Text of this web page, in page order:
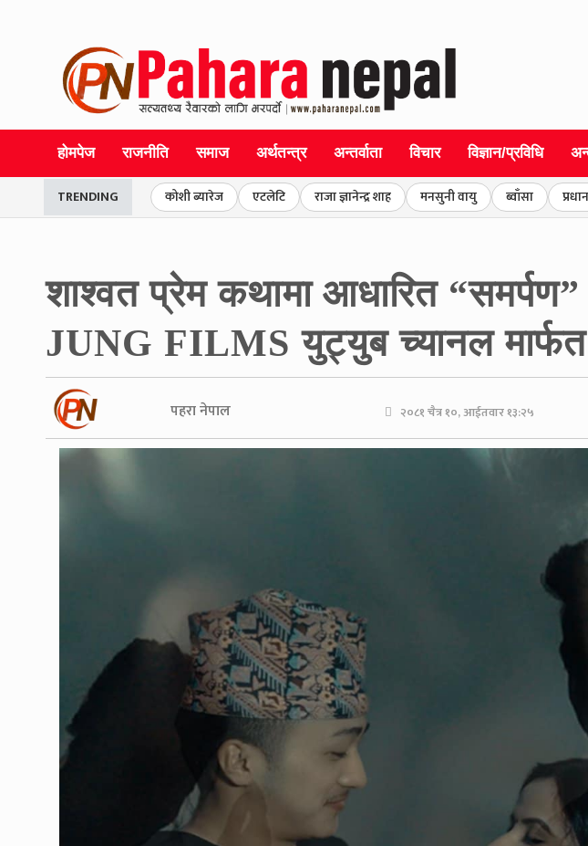
होमपेज राजनीति समाज अर्थतन्त्र अन्तर्वाता विचार विज्ञान/प्रविधि
TRENDING कोशी ब्यारेज एटलेटि राजा ज्ञानेन्द्र शाह मनसुनी वायु ब्वाँसा
शाश्वत प्रेम कथामा आधारित
JUNG FILMS युट्युब च्यानल मार्फत
पहरा नेपाल २०८१ चैत्र १०, आईतवार १३:२५